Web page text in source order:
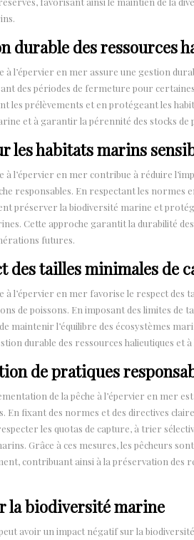
durable des ressources
à l’épervier en mer assure une gestion
des périodes de fermeture pour
les prélèvements et en protégeant les
et à garantir la pérennité des stocks
les habitats marins
à l’épervier en mer contribue à réduire
responsables. En respectant les normes
préserver la biodiversité marine et
Cette approche garantit la durabilité
futures.
des tailles minimales de
à l’épervier en mer favorise le respect des
de poissons. En imposant des limites de
maintenir l’équilibre des écosystèmes
durable des ressources halieutiques et
de pratiques
de la pêche à l’épervier en mer
En fixant des normes et des directives
les quotas de capture, à trier
Grâce à ces mesures, les pêcheurs
contribuant ainsi à la préservation des
la biodiversité marine
avoir un impact négatif sur la